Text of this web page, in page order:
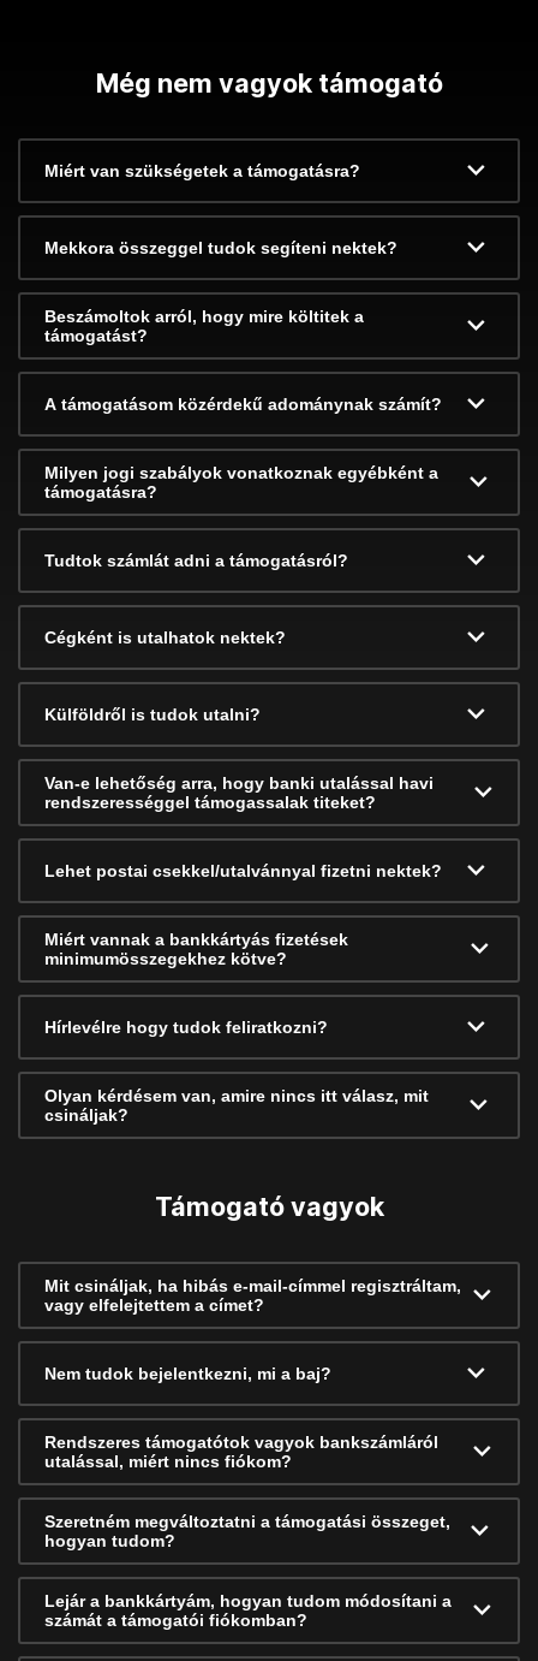
Még nem vagyok támogató
Miért van szükségetek a támogatásra?
Mekkora összeggel tudok segíteni nektek?
Beszámoltok arról, hogy mire költitek a
támogatást?
A támogatásom közérdekű adománynak számít?
Milyen jogi szabályok vonatkoznak egyébként a
támogatásra?
Tudtok számlát adni a támogatásról?
Cégként is utalhatok nektek?
Külföldről is tudok utalni?
Van-e lehetőség arra, hogy banki utalással havi
rendszerességgel támogassalak titeket?
Lehet postai csekkel/utalvánnyal fizetni nektek?
Miért vannak a bankkártyás fizetések
minimumösszegekhez kötve?
Hírlevélre hogy tudok feliratkozni?
Olyan kérdésem van, amire nincs itt válasz, mit
csináljak?
Támogató vagyok
Mit csináljak, ha hibás e-mail-címmel regisztráltam,
vagy elfelejtettem a címet?
Nem tudok bejelentkezni, mi a baj?
Rendszeres támogatótok vagyok bankszámláról
utalással, miért nincs fiókom?
Szeretném megváltoztatni a támogatási összeget,
hogyan tudom?
Lejár a bankkártyám, hogyan tudom módosítani a
számát a támogatói fiókomban?